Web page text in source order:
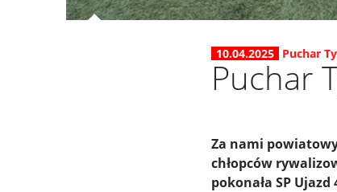
10.04.2025 Puchar
Puchar
Za nami
chłopców
pokonała SP